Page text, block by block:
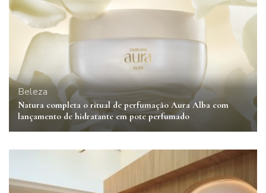
Beleza
Natura completa o ritual de perfumação Aura Alba com
lançamento de hidratante em pote perfumado